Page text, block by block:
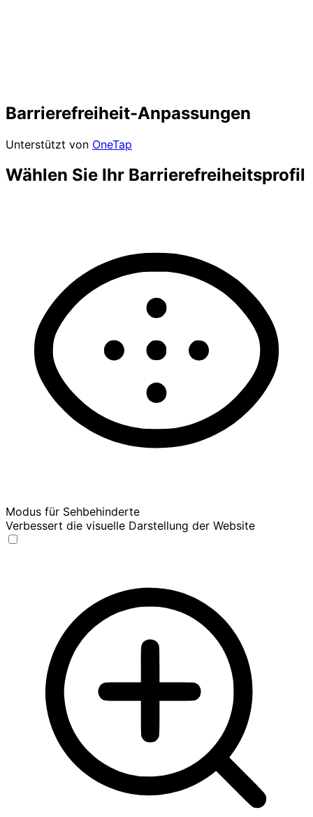
Barrierefreiheit-Anpassungen
Unterstützt von OneTap
Wählen Sie Ihr Barrierefreiheitsprofil
Modus für Sehbehinderte
Verbessert die visuelle Darstellung der Website